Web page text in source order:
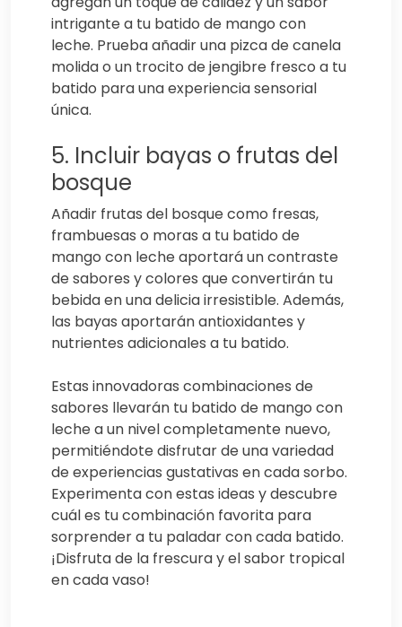
intrigante a tu batido de mango con
leche. Prueba añadir una pizca de canela
molida o un trocito de jengibre fresco a tu
batido para una experiencia sensorial
única.
5. Incluir bayas o frutas del
bosque
Añadir frutas del bosque como fresas,
frambuesas o moras a tu batido de
mango con leche aportará un contraste
de sabores y colores que convertirán tu
bebida en una delicia irresistible. Además,
las bayas aportarán antioxidantes y
nutrientes adicionales a tu batido.
Estas innovadoras combinaciones de
sabores llevarán tu batido de mango con
leche a un nivel completamente nuevo,
permitiéndote disfrutar de una variedad
de experiencias gustativas en cada sorbo.
Experimenta con estas ideas y descubre
cuál es tu combinación favorita para
sorprender a tu paladar con cada batido.
¡Disfruta de la frescura y el sabor tropical
en cada vaso!